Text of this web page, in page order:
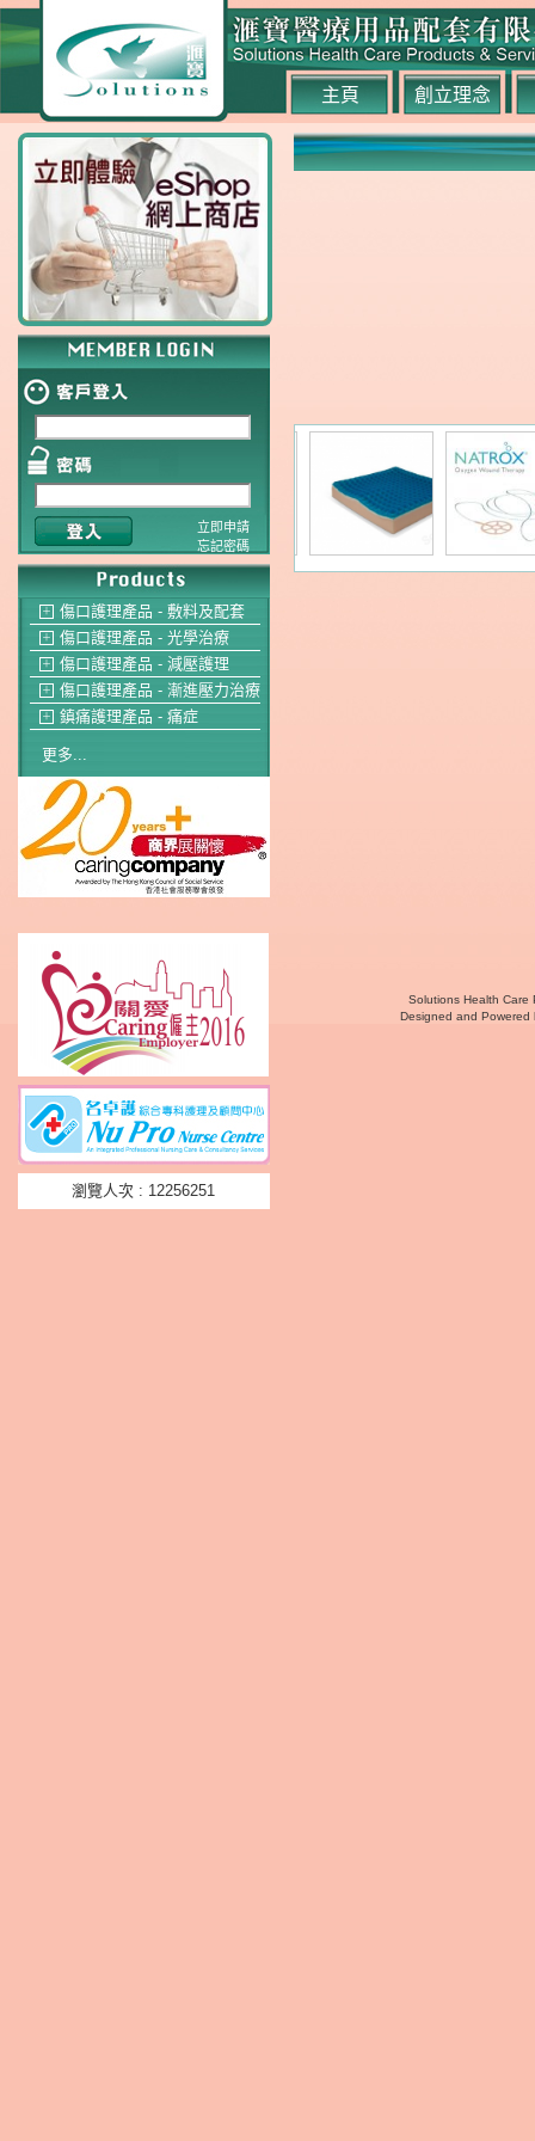
主頁 創立理念
立即申請
忘記密碼
＋ 傷口護理產品 - 敷料及配套
＋ 傷口護理產品 - 光學治療
＋ 傷口護理產品 - 減壓護理
＋ 傷口護理產品 - 漸進壓力治療
＋ 鎮痛護理產品 - 痛症
更多...
瀏覽人次 : 12256251
Solutions Health Care
Designed and